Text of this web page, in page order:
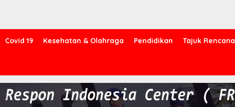
Covid 19 Kesehatan & Olahraga Pendidikan Tajuk Rencana